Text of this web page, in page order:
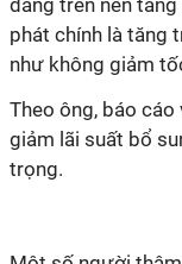
đăng trên nền
phát chính là tăng
như không giảm
Theo ông, báo
giảm lãi suất bổ
trọng.